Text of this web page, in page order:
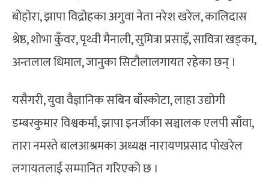
बोहोरा, झापा विद्रोहका अगुवा नेता नरेश खरेल, कालिदास
श्रेष्ठ, शोभा कुँवर, पृथ्वी मैनाली, सुमित्रा प्रसाइँ, सावित्रा खड्का,
अन्तलाल धिमाल, जानुका सिटौलालगायत रहेका छन् ।
यसैगरी, युवा वैज्ञानिक सबिन बाँस्कोटा, लाहा उद्योगी
डम्बरकुमार विश्वकर्मा, झापा इनर्जीका सञ्चालक एलपी साँवा,
तारा नमस्ते बालआश्रमका अध्यक्ष नारायणप्रसाद पोखरेल
लगायतलाई सम्मानित गरिएको छ ।